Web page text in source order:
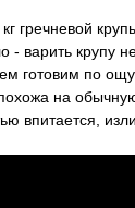
гречневой
- варить крупу
готовим по
на
впитается,